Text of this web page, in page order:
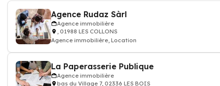
Agence Rudaz Sàrl
Agence immobilière
, 01988 LES COLLONS
Agence immobilière, Location
La Paperasserie Publique
Agence immobilière
bas du Village 7, 02336 LES BOIS